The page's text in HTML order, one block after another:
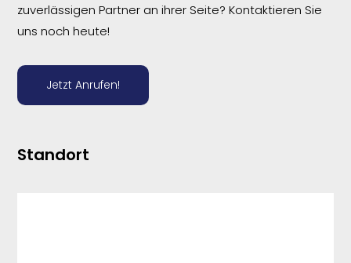
zuverlässigen Partner an ihrer Seite? Kontaktieren Sie
uns noch heute!
Jetzt Anrufen!
Standort